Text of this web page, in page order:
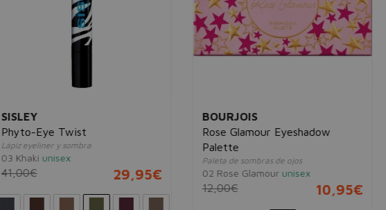
SISLEY
Phyto-Eye Twist
Lápiz eyeliner y sombra
03 Khaki unisex
41,00€ 29,95€
BOURJOIS
Rose Glamour Eyeshadow
Palette
Paleta de sombras de ojos
02 Rose Glamour unisex
12,00€ 10,95€